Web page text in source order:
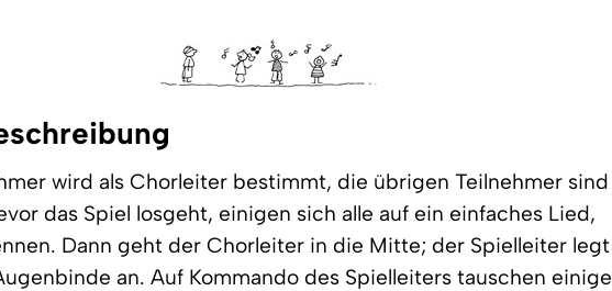
wird als Chorleiter bestimmt, die übrigen Teilnehmer sind
das Spiel losgeht, einigen sich alle auf ein einfaches Lied,
Dann geht der Chorleiter in die Mitte; der Spielleiter legt
an. Auf Kommando des Spielleiters tauschen einige